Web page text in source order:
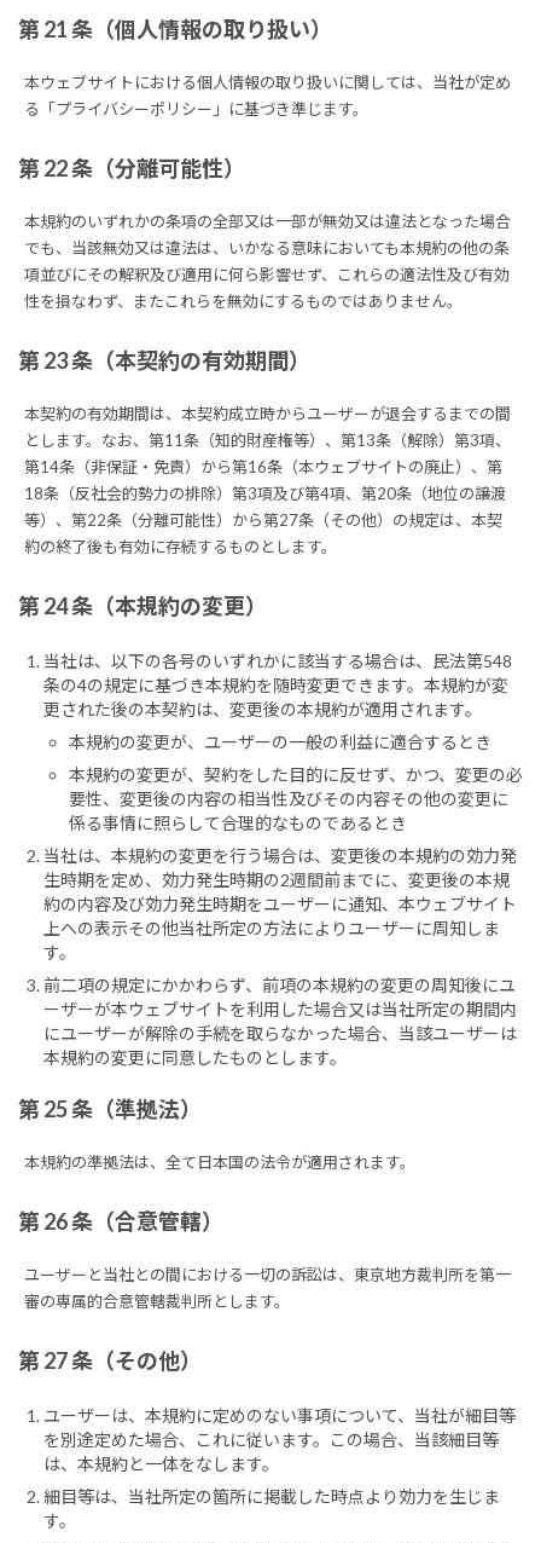
第 21 条（個人情報の取り扱い）
本ウェブサイトにおける個人情報の取り扱いに関しては、当社が定め
る「プライバシーポリシー」に基づき準じます。
第 22 条（分離可能性）
本規約のいずれかの条項の全部又は一部が無効又は違法となった場合
でも、当該無効又は違法は、いかなる意味においても本規約の他の条
項並びにその解釈及び適用に何ら影響せず、これらの適法性及び有効
性を損なわず、またこれらを無効にするものではありません。
第 23 条（本契約の有効期間）
本契約の有効期間は、本契約成立時からユーザーが退会するまでの間
とします。なお、第11条（知的財産権等）、第13条（解除）第3項、
第14条（非保証・免責）から第16条（本ウェブサイトの廃止）、第
18条（反社会的勢力の排除）第3項及び第4項、第20条（地位の譲渡
等）、第22条（分離可能性）から第27条（その他）の規定は、本契
約の終了後も有効に存続するものとします。
第 24 条（本規約の変更）
当社は、以下の各号のいずれかに該当する場合は、民法第548
条の4の規定に基づき本規約を随時変更できます。本規約が変
更された後の本契約は、変更後の本規約が適用されます。
本規約の変更が、ユーザーの一般の利益に適合するとき
本規約の変更が、契約をした目的に反せず、かつ、変更の必
要性、変更後の内容の相当性及びその内容その他の変更に
係る事情に照らして合理的なものであるとき
当社は、本規約の変更を行う場合は、変更後の本規約の効力発
生時期を定め、効力発生時期の2週間前までに、変更後の本規
約の内容及び効力発生時期をユーザーに通知、本ウェブサイト
上への表示その他当社所定の方法によりユーザーに周知しま
す。
前二項の規定にかかわらず、前項の本規約の変更の周知後にユ
ーザーが本ウェブサイトを利用した場合又は当社所定の期間内
にユーザーが解除の手続を取らなかった場合、当該ユーザーは
本規約の変更に同意したものとします。
第 25 条（準拠法）
本規約の準拠法は、全て日本国の法令が適用されます。
第 26 条（合意管轄）
ユーザーと当社との間における一切の訴訟は、東京地方裁判所を第一
審の専属的合意管轄裁判所とします。
第 27 条（その他）
ユーザーは、本規約に定めのない事項について、当社が細目等
を別途定めた場合、これに従います。この場合、当該細目等
は、本規約と一体をなします。
細目等は、当社所定の箇所に掲載した時点より効力を生じま
す。